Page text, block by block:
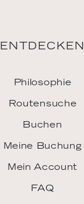
ENTDECKEN
Philosophie
Routensuche
Buchen
Meine Buchung
Mein Account
FAQ